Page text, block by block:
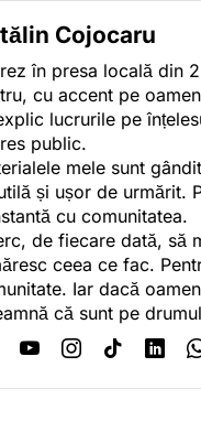
Cojocaru
în presa locală din
cu accent pe
lucrurile pe
public.
mele sunt
și ușor de urmărit.
cu comunitatea.
de fiecare dată, să
ceea ce fac.
Iar dacă
că sunt pe